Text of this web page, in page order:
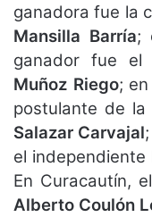
ganadora fue la
Mansilla Barría;
ganador fue el
Muñoz Riego;
postulante de la
Salazar Carvajal
el independiente
En Curacautín,
Alberto Coulón